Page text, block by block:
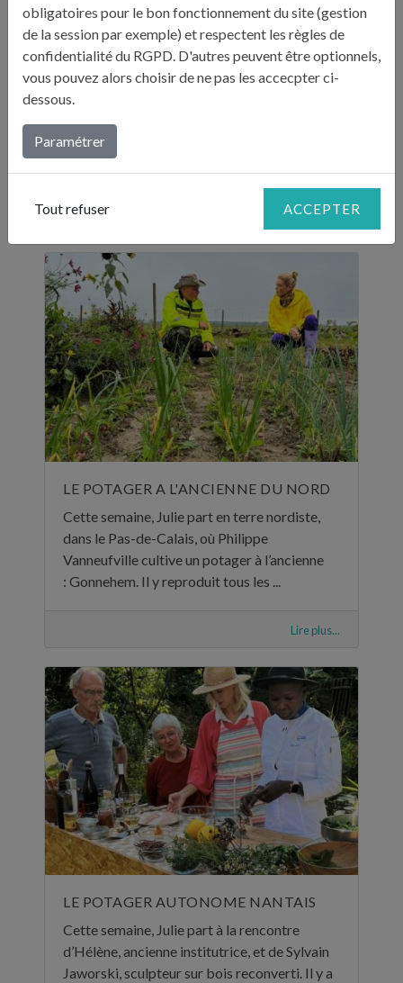
LE POTAGER AQUATIQUE AUVERGNAT
Cette semaine, Julie va découvrir le monde
fabuleux de l’aquaponie dans le potager de
François où légumes, poissons et eau se
Lire plus...
LE POTAGER A L'ANCIENNE DU NORD
Cette semaine, Julie part en terre nordiste,
dans le Pas-de-Calais, où Philippe
Vanneufville cultive un potager à l’ancienne
: Gonnehem. Il y reproduit tous les ...
Lire plus...
LE POTAGER AUTONOME NANTAIS
Cette semaine, Julie part à la rencontre
d’Hélène, ancienne institutrice, et de Sylvain
Jaworski, sculpteur sur bois reconverti. Il y a
obligatoires pour le bon fonctionnement du site (gestion
de la session par exemple) et respectent les règles de
confidentialité du RGPD. D'autres peuvent être optionnels,
vous pouvez alors choisir de ne pas les accecpter ci-
dessous.
Paramétrer
Tout refuser ACCEPTER